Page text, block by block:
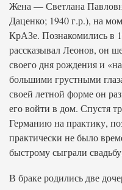
Жена — Светлана
Даценко; 1940 г.р.), на
КрАЗе. Познакомились в
рассказывал Леонов, он
своего дня рождения и
большими грустными
своей летной форме он
его войти в дом. Спустя
Германию на практику,
практически не было
быстрому сыграли
В браке родились две